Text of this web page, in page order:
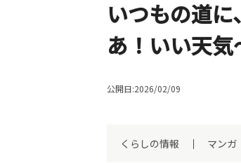
いつもの道
あ！いい天気
公開日:2026/02/09
くらしの情報 マンガ